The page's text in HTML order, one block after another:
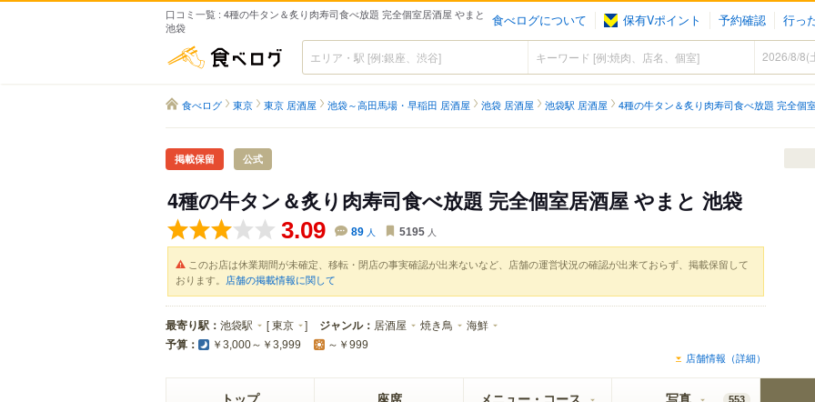
口コミ一覧 : 4種の牛タン＆炙り肉寿司食べ放題 完全個室居酒屋 やまと
池袋
食べログについて 保有Vポイント 予約確認 行っ
食べログ
食べログ 東京 東京 居酒屋 池袋～高田馬場・早稲田 居酒屋 池袋 居酒屋 池袋駅 居酒屋 4種の牛タン＆炙り肉寿司食べ放題 完全個
掲載保留 公式
4種の牛タン＆炙り肉寿司食べ放題 完全個室居酒屋 やまと 池袋
3.09 89 人 5195 人
このお店は休業期間が未確定、移転・閉店の事実確認が出来ないなど、店舗の運営状況の確認が出来ておらず、掲載保留して
おります。 店舗の掲載情報に関して
最寄り駅： 池袋駅 [東京 ] ジャンル： 居酒屋 焼き鳥 海鮮
予算： ￥3,000～￥3,999 ～￥999
店舗情報（詳細）
トップ 座席 メニュー・コース 写真 553